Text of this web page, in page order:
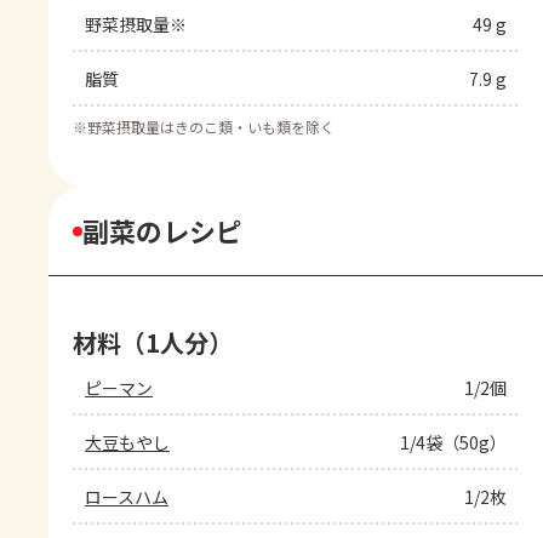
野菜摂取量※ 49 g
脂質 7.9 g
※野菜摂取量はきのこ類・いも類を除く
副菜のレシピ
材料（1人分）
ピーマン 1/2個
大豆もやし 1/4袋（50g）
ロースハム 1/2枚